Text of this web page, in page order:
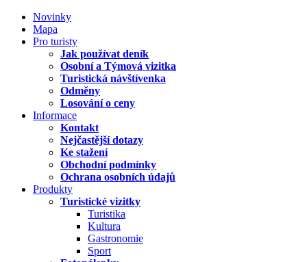
Novinky
Mapa
Pro turisty
Jak používat deník
Osobní a Týmová vizitka
Turistická návštívenka
Odměny
Losování o ceny
Informace
Kontakt
Nejčastější dotazy
Ke stažení
Obchodní podmínky
Ochrana osobních údajů
Produkty
Turistické vizitky
Turistika
Kultura
Gastronomie
Sport